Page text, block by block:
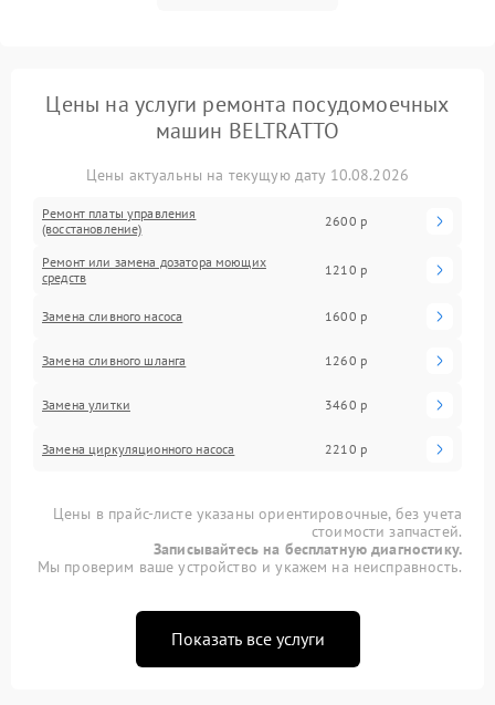
Цены на услуги ремонта посудомоечных
машин BELTRATTO
Цены актуальны на текущую дату 10.08.2026
Ремонт платы управления
(восстановление)
2600 р
Ремонт или замена дозатора моющих
средств
1210 р
Замена сливного насоса 1600 р
Замена сливного шланга 1260 р
Замена улитки 3460 р
Замена циркуляционного насоса 2210 р
Цены в прайс-листе указаны ориентировочные, без учета
стоимости запчастей.
Записывайтесь на бесплатную диагностику.
Мы проверим ваше устройство и укажем на неисправность.
Показать все услуги